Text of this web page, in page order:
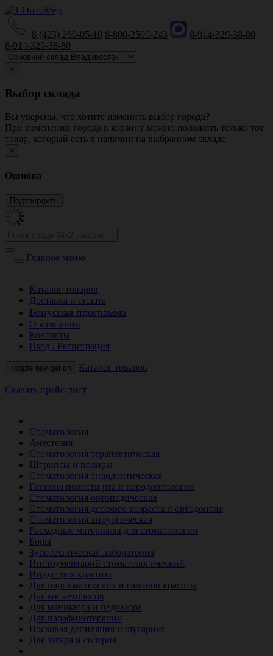
8 (423) 260-05-10 8-800-2500-243
8-914-329-38-80
8-914-329-38-80
×
Выбор склада
Вы уверены, что хотите изменить выбор города?
При изменении города в корзину можно положить только тот
товар, который есть в наличии на выбранном складе.
×
Ошибка
Главное меню
Каталог товаров
Доставка и оплата
Бонусная программа
О компании
Контакты
Вход / Регистрация
Toggle navigation Каталог товаров
Скачать прайс-лист
Стоматология
Анестезия
Стоматология терапевтическая
Штрипсы и полиры
Стоматология эндодонтическая
Гигиена полости рта и пародонтология
Стоматология ортопедическая
Стоматология детского возраста и ортодонтия
Стоматология хирургическая
Расходные материалы для стоматологии
Боры
Зуботехническая лаборатория
Инструментарий стоматологический
Индустрия красоты
Для парикмахерских и салонов красоты
Для косметологов
Для маникюра и педикюра
Для парафинотерапии
Восковая депиляция и шугаринг
Для загара и солярия